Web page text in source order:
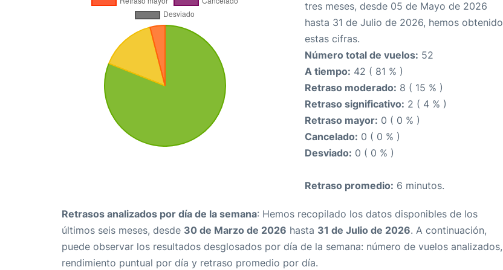
tres meses, desde 05 de Mayo de 2026
hasta 31 de Julio de 2026, hemos obtenido
estas cifras.
Número total de vuelos: 52
A tiempo: 42 ( 81 % )
Retraso moderado: 8 ( 15 % )
Retraso significativo: 2 ( 4 % )
Retraso mayor: 0 ( 0 % )
Cancelado: 0 ( 0 % )
Desviado: 0 ( 0 % )
Retraso promedio: 6 minutos.
Retrasos analizados por día de la semana: Hemos recopilado los datos disponibles de los
últimos seis meses, desde 30 de Marzo de 2026 hasta 31 de Julio de 2026. A continuación,
puede observar los resultados desglosados por día de la semana: número de vuelos analizados,
rendimiento puntual por día y retraso promedio por día.